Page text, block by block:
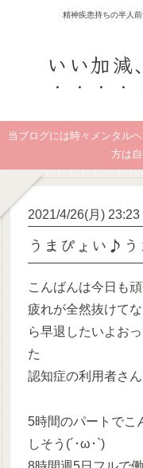
精神疾患持ちの半人
いい加減
当ブログには時々メンタル
方は
2021/4/26(月) 23:23
うまぴょい♪
こんばんは今日も
疲れが全然抜けて
ら早退したいよお
た
認知症の利用者さ
5時間のパートでこ
しそう(´･ω･`)